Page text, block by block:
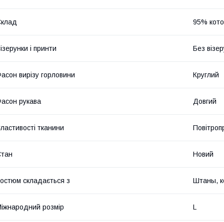
95%
і принти Без
вирізу горловини Круглий
рукава Довгий
тканини
Новий
складається з Штаны,
розмір L